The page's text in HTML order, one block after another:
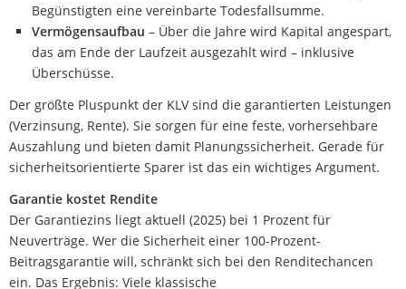
Begünstigten eine vereinbarte Todesfallsumme.
Vermögensaufbau – Über die Jahre wird Kapital angespart,
das am Ende der Laufzeit ausgezahlt wird – inklusive
Überschüsse.
Der größte Pluspunkt der KLV sind die garantierten Leistungen
(Verzinsung, Rente). Sie sorgen für eine feste, vorhersehbare
Auszahlung und bieten damit Planungssicherheit. Gerade für
sicherheitsorientierte Sparer ist das ein wichtiges Argument.
Garantie kostet Rendite
Der Garantiezins liegt aktuell (2025) bei 1 Prozent für
Neuverträge. Wer die Sicherheit einer 100-Prozent-
Beitragsgarantie will, schränkt sich bei den Renditechancen
ein. Das Ergebnis: Viele klassische